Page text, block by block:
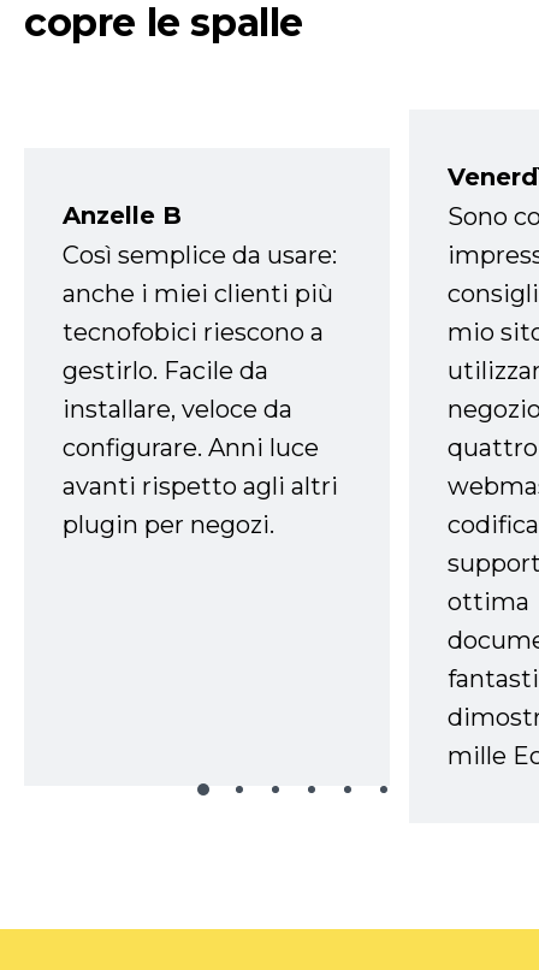
copre le spalle
Anzelle B
Così semplice da usare:
anche i miei clienti più
tecnofobici riescono a
gestirlo. Facile da
installare, veloce da
configurare. Anni luce
avanti rispetto agli altri
plugin per negozi.
Sono
mio
ottima
mille